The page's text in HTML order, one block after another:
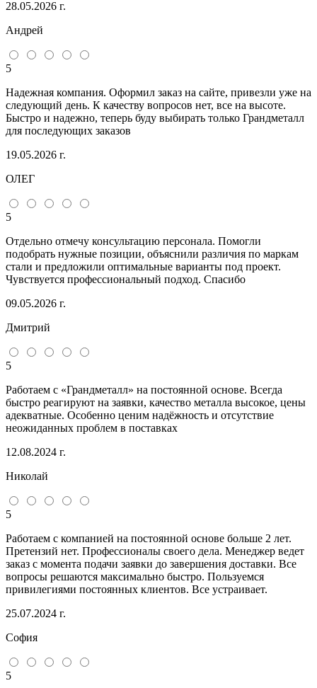
28.05.2026 г.
Андрей
5
Надежная компания. Оформил заказ на сайте, привезли уже на
следующий день. К качеству вопросов нет, все на высоте.
Быстро и надежно, теперь буду выбирать только Грандметалл
для последующих заказов
19.05.2026 г.
ОЛЕГ
5
Отдельно отмечу консультацию персонала. Помогли
подобрать нужные позиции, объяснили различия по маркам
стали и предложили оптимальные варианты под проект.
Чувствуется профессиональный подход. Спасибо
09.05.2026 г.
Дмитрий
5
Работаем с «Грандметалл» на постоянной основе. Всегда
быстро реагируют на заявки, качество металла высокое, цены
адекватные. Особенно ценим надёжность и отсутствие
неожиданных проблем в поставках
12.08.2024 г.
Николай
5
Работаем с компанией на постоянной основе больше 2 лет.
Претензий нет. Профессионалы своего дела. Менеджер ведет
заказ с момента подачи заявки до завершения доставки. Все
вопросы решаются максимально быстро. Пользуемся
привилегиями постоянных клиентов. Все устраивает.
25.07.2024 г.
София
5